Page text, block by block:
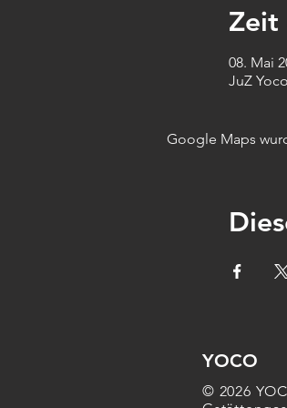
Zeit
08. Mai
JuZ
Google Maps
YOCO
© 2026